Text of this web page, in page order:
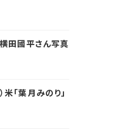
田國平さん写真
「葉月みのり」